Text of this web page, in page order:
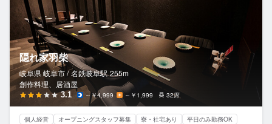
隠れ家羽柴
岐阜県 岐阜市 / 名鉄岐阜駅 255m
創作料理、居酒屋
3.1 ～￥4,999 ～￥1,999 32席
個人経営 オープニングスタッフ募集 寮・社宅あり
平日のみ勤務OK